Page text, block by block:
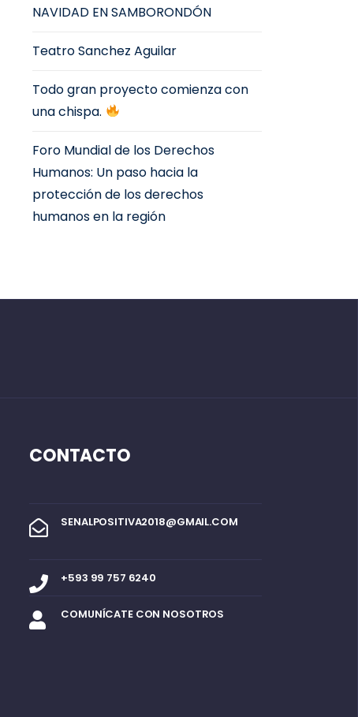
NAVIDAD EN SAMBORONDÓN
Teatro Sanchez Aguilar
Todo gran proyecto comienza con
una chispa.
Foro Mundial de los Derechos
Humanos: Un paso hacia la
protección de los derechos
humanos en la región
CONTACTO
SENALPOSITIVA2018@GMAIL.COM
+593 99 757 6240
COMUNÍCATE CON NOSOTROS